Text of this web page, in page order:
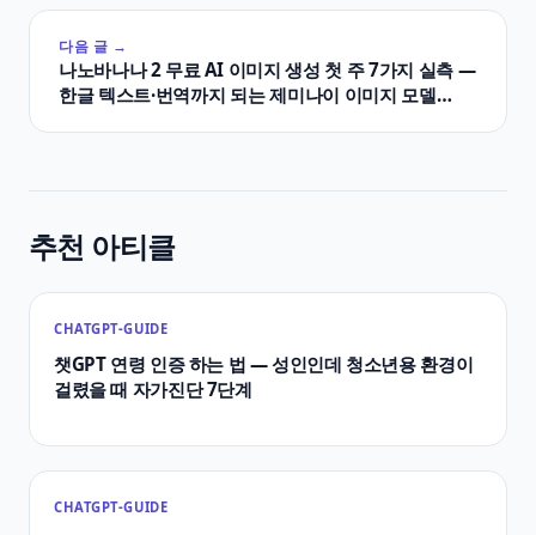
다음 글 →
나노바나나 2 무료 AI 이미지 생성 첫 주 7가지 실측 —
한글 텍스트·번역까지 되는 제미나이 이미지 모델
추천 아티클
CHATGPT-GUIDE
챗GPT 연령 인증 하는 법 — 성인인데 청소년용 환경이
걸렸을 때 자가진단 7단계
CHATGPT-GUIDE